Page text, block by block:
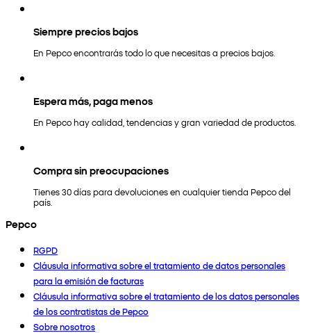
Siempre precios bajos
En Pepco encontrarás todo lo que necesitas a precios bajos.
Espera más, paga menos
En Pepco hay calidad, tendencias y gran variedad de productos.
Compra sin preocupaciones
Tienes 30 días para devoluciones en cualquier tienda Pepco del
país.
Pepco
RGPD
Cláusula informativa sobre el tratamiento de datos personales
para la emisión de facturas
Cláusula informativa sobre el tratamiento de los datos personales
de los contratistas de Pepco
Sobre nosotros